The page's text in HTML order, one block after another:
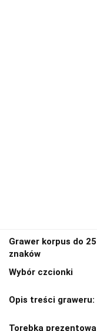
Grawer korpus do 25
znaków
Wybór czcionki
Opis treści graweru:
Torebka prezentowa